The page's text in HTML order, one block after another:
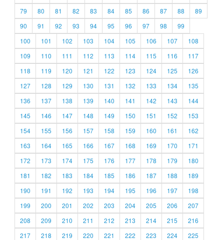
79
80 81 82 83 84 85 86 87 88
89
90
91 92 93 94 95 96 97 98
99
100
101 102 103 104 105 106 107
108
109
110 111 112 113 114 115 116
117
118
119 120 121 122 123 124 125
126
127
128 129 130 131 132 133 134
135
136
137 138 139 140 141 142 143
144
145
146 147 148 149 150 151 152
153
154
155 156 157 158 159 160 161
162
163
164 165 166 167 168 169 170
171
172
173 174 175 176 177 178 179
180
181
182 183 184 185 186 187 188
189
190
191 192 193 194 195 196 197
198
199
200 201 202 203 204 205 206
207
208
209 210 211 212 213 214 215
216
217
218 219 220 221 222 223 224
225